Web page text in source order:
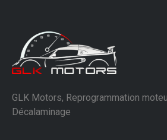
GLK Motors, Reprogrammation
Décalaminage